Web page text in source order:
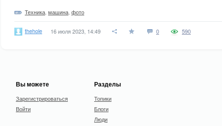
Техника машина фото
thehole 16 июля 2023, 14:49 0 590
Вы можете
Зарегистрироваться
Войти
Разделы
Топики
Блоги
Люди